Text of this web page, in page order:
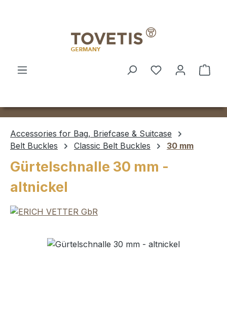
Accessories for Bag, Briefcase & Suitcase
Belt Buckles
Classic Belt Buckles 30 mm
Gürtelschnalle 30 mm -
altnickel
Skip image gallery